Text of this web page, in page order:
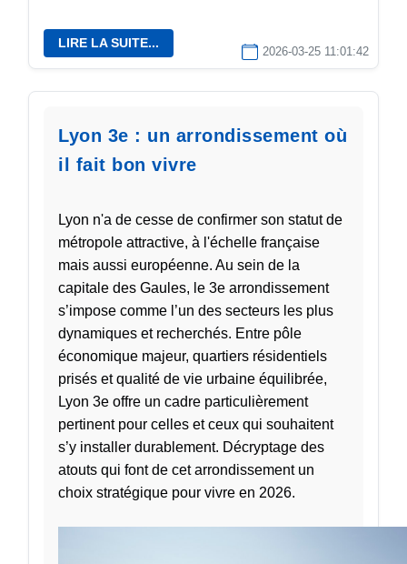
LIRE LA SUITE...
2026-03-25 11:01:42
Lyon 3e : un arrondissement où
il fait bon vivre
Lyon n'a de cesse de confirmer son statut de
métropole attractive, à l'échelle française
mais aussi européenne. Au sein de la
capitale des Gaules, le 3e arrondissement
s’impose comme l’un des secteurs les plus
dynamiques et recherchés. Entre pôle
économique majeur, quartiers résidentiels
prisés et qualité de vie urbaine équilibrée,
Lyon 3e offre un cadre particulièrement
pertinent pour celles et ceux qui souhaitent
s’y installer durablement. Décryptage des
atouts qui font de cet arrondissement un
choix stratégique pour vivre en 2026.